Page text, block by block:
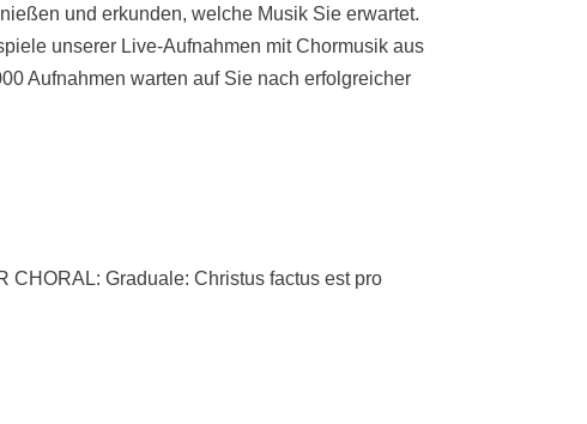
und erkunden, welche Musik Sie erwartet.
unserer Live-Aufnahmen mit Chormusik aus
Aufnahmen warten auf Sie nach erfolgreicher
CHORAL: Graduale: Christus factus est pro